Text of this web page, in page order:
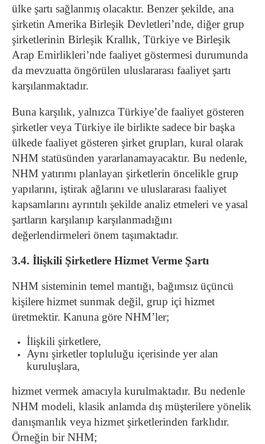
ülke şartı sağlanmış olacaktır. Benzer şekilde, ana
şirketin Amerika Birleşik Devletleri’nde, diğer grup
şirketlerinin Birleşik Krallık, Türkiye ve Birleşik
Arap Emirlikleri’nde faaliyet göstermesi durumunda
da mevzuatta öngörülen uluslararası faaliyet şartı
karşılanmaktadır.
Buna karşılık, yalnızca Türkiye’de faaliyet gösteren
şirketler veya Türkiye ile birlikte sadece bir başka
ülkede faaliyet gösteren şirket grupları, kural olarak
NHM statüsünden yararlanamayacaktır. Bu nedenle,
NHM yatırımı planlayan şirketlerin öncelikle grup
yapılarını, iştirak ağlarını ve uluslararası faaliyet
kapsamlarını ayrıntılı şekilde analiz etmeleri ve yasal
şartların karşılanıp karşılanmadığını
değerlendirmeleri önem taşımaktadır.
3.4. İlişkili Şirketlere Hizmet Verme Şartı
NHM sisteminin temel mantığı, bağımsız üçüncü
kişilere hizmet sunmak değil, grup içi hizmet
üretmektir. Kanuna göre NHM’ler;
İlişkili şirketlere,
Aynı şirketler topluluğu içerisinde yer alan
kuruluşlara,
hizmet vermek amacıyla kurulmaktadır. Bu nedenle
NHM modeli, klasik anlamda dış müşterilere yönelik
danışmanlık veya hizmet şirketlerinden farklıdır.
Örneğin bir NHM;